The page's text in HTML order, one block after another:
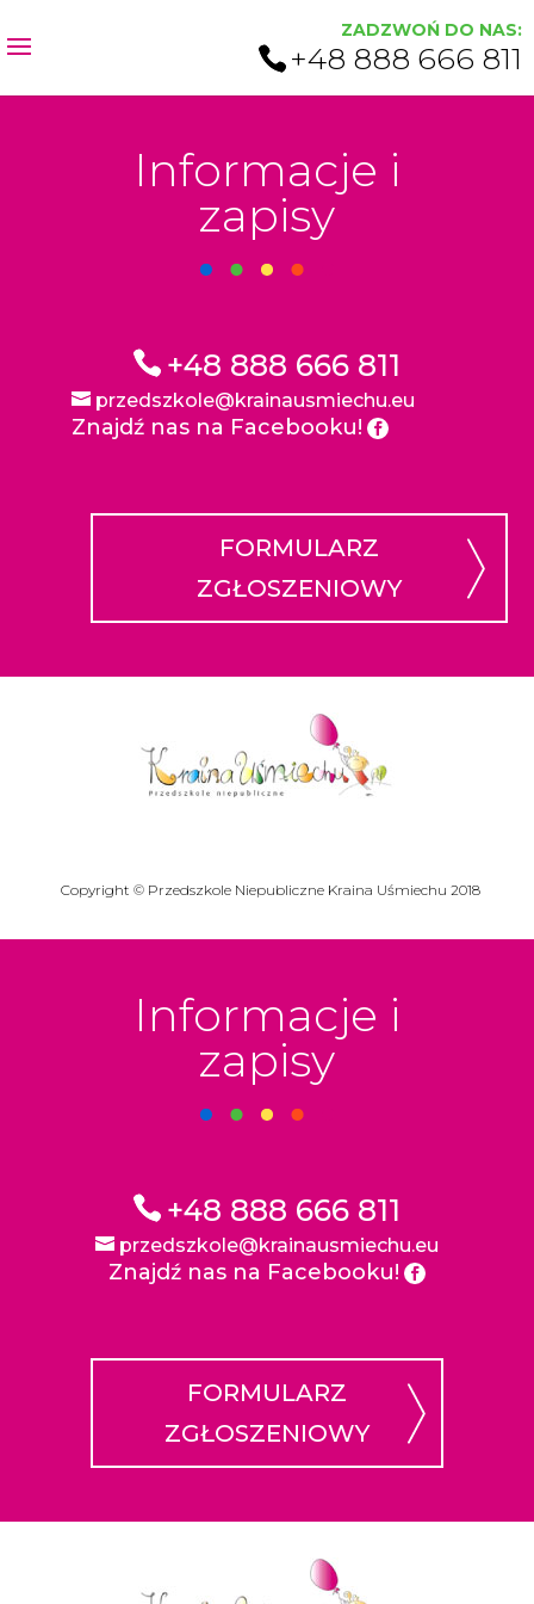
+48 888 666 811
Informacje i
zapisy
+48 888 666 811
przedszkole@krainausmiechu.eu
Znajdź nas na Facebooku!
FORMULARZ
ZGŁOSZENIOWY
Copyright © Przedszkole Niepubliczne Kraina Uśmiechu 2018
Informacje i
zapisy
+48 888 666 811
przedszkole@krainausmiechu.eu
Znajdź nas na Facebooku!
FORMULARZ
ZGŁOSZENIOWY